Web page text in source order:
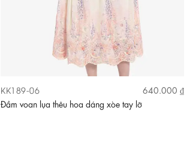
KK189-06
640.000 ₫
Đầm voan lụa thêu hoa dáng xòe tay lỡ